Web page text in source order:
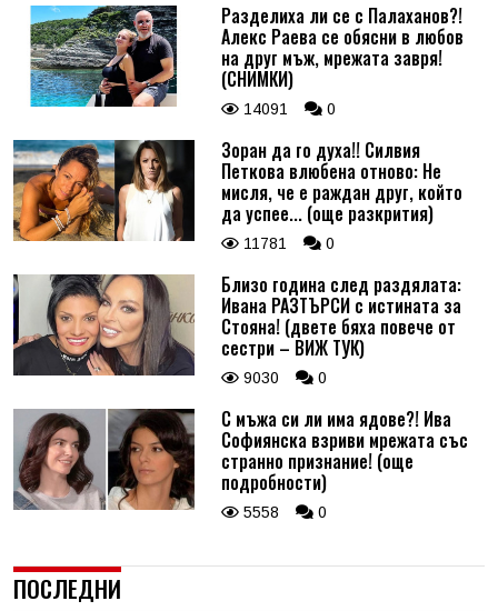
Разделиха ли се с Палаханов?!
Алекс Раева се обясни в любов
на друг мъж, мрежата завря!
(СНИМКИ)
14091 0
Зоран да го духа!! Силвия
Петкова влюбена отново: Не
мисля, че е раждан друг, който
да успее... (още разкрития)
11781 0
Близо година след раздялата:
Ивана РАЗТЪРСИ с истината за
Стояна! (двете бяха повече от
сестри – ВИЖ ТУК)
9030 0
С мъжа си ли има ядове?! Ива
Софиянска взриви мрежата със
странно признание! (още
подробности)
5558 0
ПОСЛЕДНИ